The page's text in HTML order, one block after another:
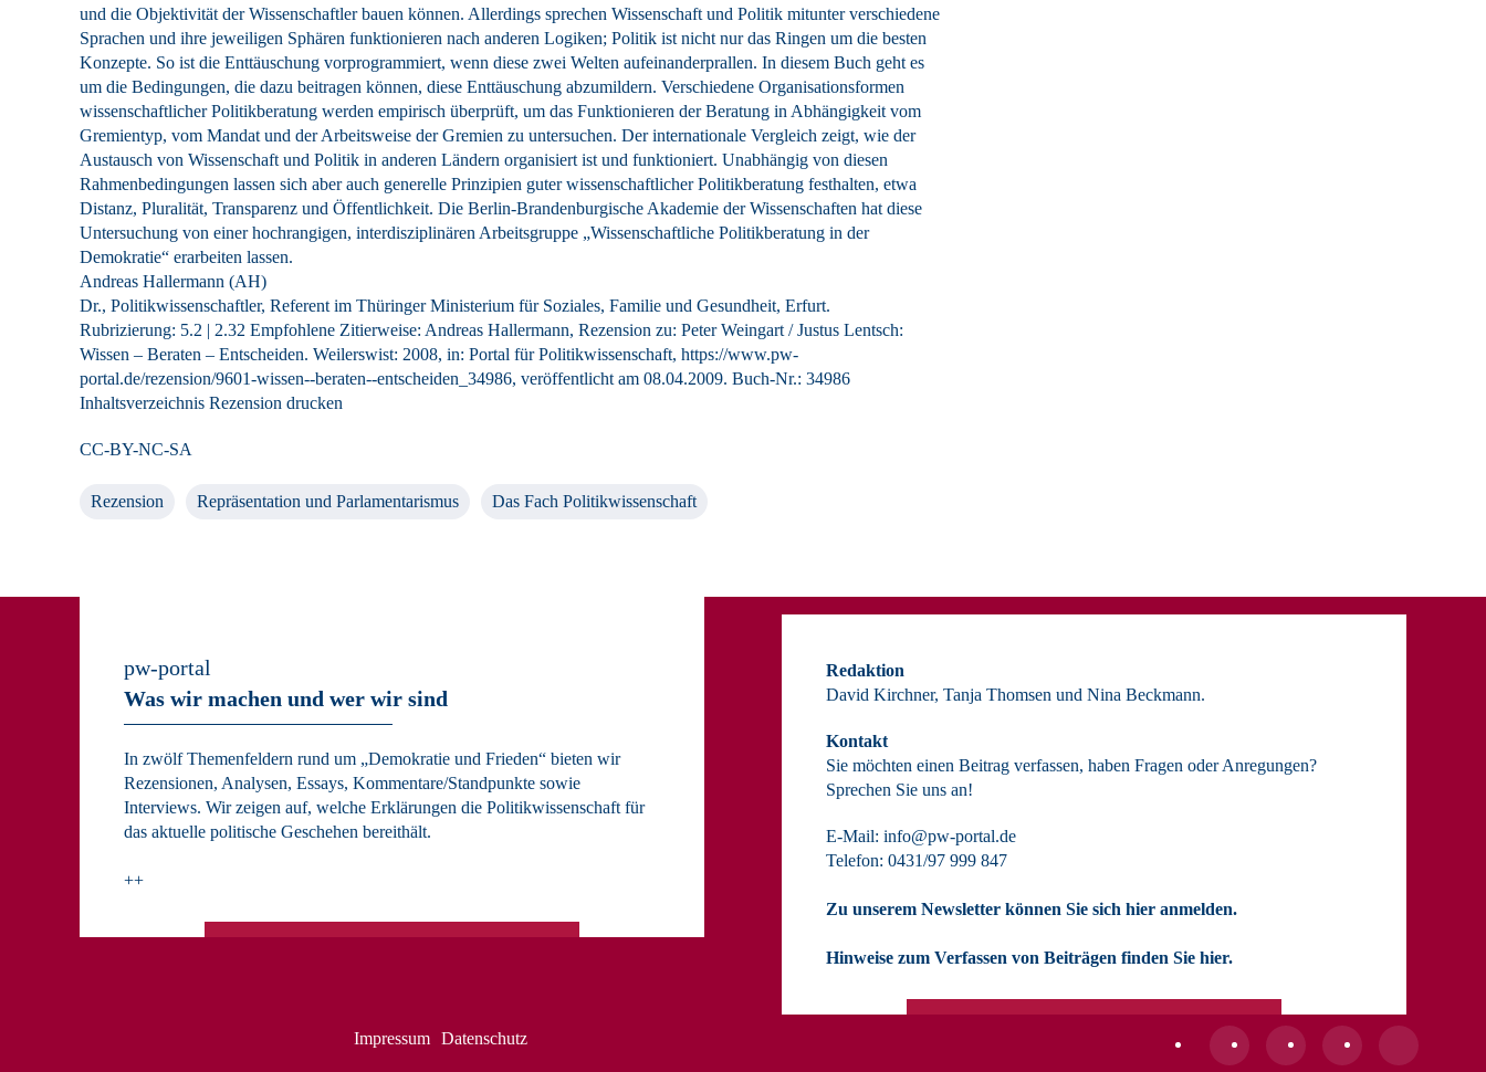
und die Objektivität der Wissenschaftler bauen können. Allerdings sprechen Wissenschaft und Politik mitunter verschiedene
Sprachen und ihre jeweiligen Sphären funktionieren nach anderen Logiken; Politik ist nicht nur das Ringen um die besten
Konzepte. So ist die Enttäuschung vorprogrammiert, wenn diese zwei Welten aufeinanderprallen. In diesem Buch geht es
um die Bedingungen, die dazu beitragen können, diese Enttäuschung abzumildern. Verschiedene Organisationsformen
wissenschaftlicher Politikberatung werden empirisch überprüft, um das Funktionieren der Beratung in Abhängigkeit vom
Gremientyp, vom Mandat und der Arbeitsweise der Gremien zu untersuchen. Der internationale Vergleich zeigt, wie der
Austausch von Wissenschaft und Politik in anderen Ländern organisiert ist und funktioniert. Unabhängig von diesen
Rahmenbedingungen lassen sich aber auch generelle Prinzipien guter wissenschaftlicher Politikberatung festhalten, etwa
Distanz, Pluralität, Transparenz und Öffentlichkeit. Die Berlin-Brandenburgische Akademie der Wissenschaften hat diese
Untersuchung von einer hochrangigen, interdisziplinären Arbeitsgruppe „Wissenschaftliche Politikberatung in der
Demokratie“ erarbeiten lassen.
Andreas Hallermann (AH)
Dr., Politikwissenschaftler, Referent im Thüringer Ministerium für Soziales, Familie und Gesundheit, Erfurt.
Rubrizierung: 5.2 | 2.32 Empfohlene Zitierweise: Andreas Hallermann, Rezension zu: Peter Weingart / Justus Lentsch:
Wissen – Beraten – Entscheiden. Weilerswist: 2008, in: Portal für Politikwissenschaft, https://www.pw-
portal.de/rezension/9601-wissen--beraten--entscheiden_34986, veröffentlicht am 08.04.2009. Buch-Nr.: 34986
Inhaltsverzeichnis Rezension drucken
CC-BY-NC-SA
Rezension Repräsentation und Parlamentarismus Das Fach Politikwissenschaft
pw-portal
Was wir machen und wer wir sind
In zwölf Themenfeldern rund um „Demokratie und Frieden“ bieten wir
Rezensionen, Analysen, Essays, Kommentare/Standpunkte sowie
Interviews. Wir zeigen auf, welche Erklärungen die Politikwissenschaft für
das aktuelle politische Geschehen bereithält.
++
Redaktion
David Kirchner, Tanja Thomsen und Nina Beckmann.
Kontakt
Sie möchten einen Beitrag verfassen, haben Fragen oder Anregungen?
Sprechen Sie uns an!
E-Mail: info@pw-portal.de
Telefon: 0431/97 999 847
Zu unserem Newsletter können Sie sich hier anmelden.
Hinweise zum Verfassen von Beiträgen finden Sie hier.
Impressum Datenschutz